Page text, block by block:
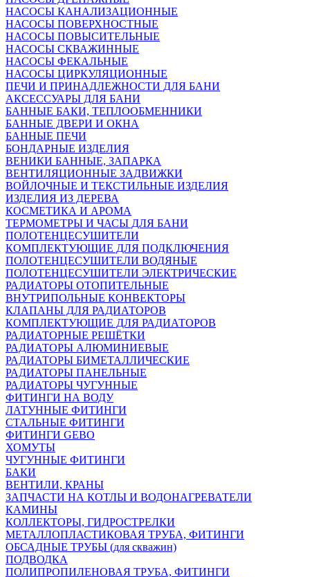
НАСОСЫ КАНАЛИЗАЦИОННЫЕ
НАСОСЫ ПОВЕРХНОСТНЫЕ
НАСОСЫ ПОВЫСИТЕЛЬНЫЕ
НАСОСЫ СКВАЖИННЫЕ
НАСОСЫ ФЕКАЛЬНЫЕ
НАСОСЫ ЦИРКУЛЯЦИОННЫЕ
ПЕЧИ И ПРИНАДЛЕЖНОСТИ ДЛЯ БАНИ
АКСЕССУАРЫ ДЛЯ БАНИ
БАННЫЕ БАКИ, ТЕПЛООБМЕННИКИ
БАННЫЕ ДВЕРИ И ОКНА
БАННЫЕ ПЕЧИ
БОНДАРНЫЕ ИЗДЕЛИЯ
ВЕНИКИ БАННЫЕ, ЗАПАРКА
ВЕНТИЛЯЦИОННЫЕ ЗАДВИЖКИ
ВОЙЛОЧНЫЕ И ТЕКСТИЛЬНЫЕ ИЗДЕЛИЯ
ИЗДЕЛИЯ ИЗ ДЕРЕВА
КОСМЕТИКА И АРОМА
ТЕРМОМЕТРЫ И ЧАСЫ ДЛЯ БАНИ
ПОЛОТЕНЦЕСУШИТЕЛИ
КОМПЛЕКТУЮЩИЕ ДЛЯ ПОДКЛЮЧЕНИЯ
ПОЛОТЕНЦЕСУШИТЕЛИ ВОДЯНЫЕ
ПОЛОТЕНЦЕСУШИТЕЛИ ЭЛЕКТРИЧЕСКИЕ
РАДИАТОРЫ ОТОПИТЕЛЬНЫЕ
ВНУТРИПОЛЬНЫЕ КОНВЕКТОРЫ
КЛАПАНЫ ДЛЯ РАДИАТОРОВ
КОМПЛЕКТУЮЩИЕ ДЛЯ РАДИАТОРОВ
РАДИАТОРНЫЕ РЕШЁТКИ
РАДИАТОРЫ АЛЮМИНИЕВЫЕ
РАДИАТОРЫ БИМЕТАЛЛИЧЕСКИЕ
РАДИАТОРЫ ПАНЕЛЬНЫЕ
РАДИАТОРЫ ЧУГУННЫЕ
ФИТИНГИ НА ВОДУ
ЛАТУННЫЕ ФИТИНГИ
СТАЛЬНЫЕ ФИТИНГИ
ФИТИНГИ GEBO
ХОМУТЫ
ЧУГУННЫЕ ФИТИНГИ
БАКИ
ВЕНТИЛИ, КРАНЫ
ЗАПЧАСТИ НА КОТЛЫ И ВОДОНАГРЕВАТЕЛИ
КАМИНЫ
КОЛЛЕКТОРЫ, ГИДРОСТРЕЛКИ
МЕТАЛЛОПЛАСТИКОВАЯ ТРУБА, ФИТИНГИ
ОБСАДНЫЕ ТРУБЫ (для скважин)
ПОДВОДКА
ПОЛИПРОПИЛЕНОВАЯ ТРУБА, ФИТИНГИ